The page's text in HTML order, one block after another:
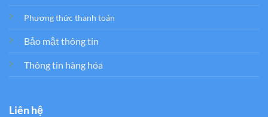
Phương thức thanh toán
Bảo mật thông tin
Thông tin hàng hóa
Liên hệ